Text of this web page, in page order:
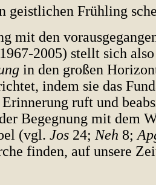
geistlichen Frühling
mit den
2005) stellt sich
in den großen
indem sie das
Erinnerung ruft und
Begegnung mit dem
(vgl. Jos 24; Neh 8;
finden, auf unsere